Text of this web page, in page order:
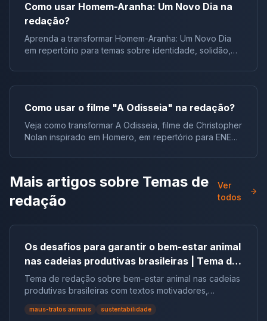
Como usar Homem-Aranha: Um Novo Dia na
redação?
Aprenda a transformar Homem-Aranha: Um Novo Dia
em repertório para temas sobre identidade, solidão,
Como usar o filme "A Odisseia" na redação?
Veja como transformar A Odisseia, filme de Christopher
Nolan inspirado em Homero, em repertório para ENEM,
Mais artigos sobre Temas de
redação
Ver
todos
Os desafios para garantir o bem-estar animal
nas cadeias produtivas brasileiras | Tema de
redação
Tema de redação sobre bem-estar animal nas cadeias
produtivas brasileiras com textos motivadores,
repertórios, argumentos e modelos.
maus-tratos animais sustentabilidade